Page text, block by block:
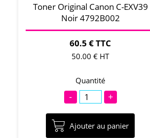
Toner Original Canon C-EXV39
Noir 4792B002
60.5 € TTC
50.00 € HT
Quantité
- +
Ajouter au panier